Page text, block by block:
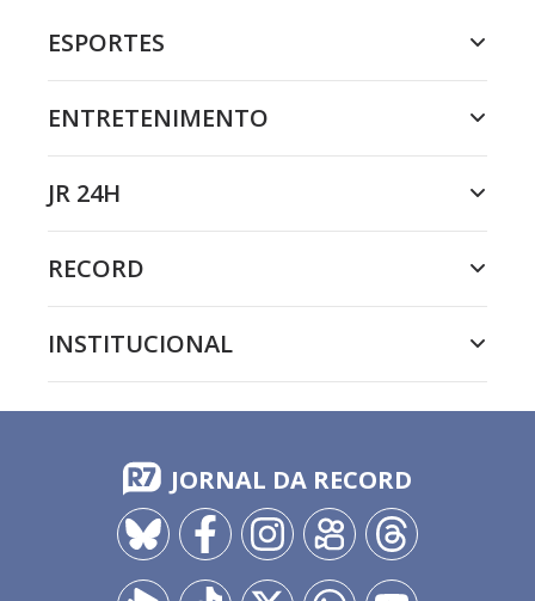
ESPORTES
ENTRETENIMENTO
JR 24H
RECORD
INSTITUCIONAL
JORNAL DA RECORD